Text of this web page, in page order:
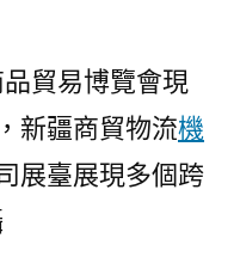
貿易博覽會現
新疆商貿物流機
展臺展現多個跨